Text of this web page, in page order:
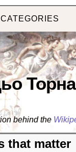
CATEGORIES
behind the
that matter